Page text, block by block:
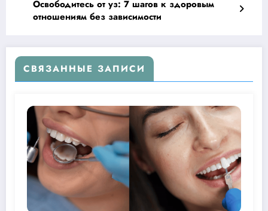
Освободитесь от уз: 7 шагов к здоровым
отношениям без зависимости
СВЯЗАННЫЕ ЗАПИСИ